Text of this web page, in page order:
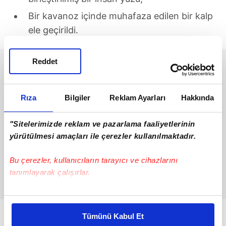
Rıza Bilgiler Reklam Ayarları Hakkında
"Sitelerimizde reklam ve pazarlama faaliyetlerinin
yürütülmesi amaçları ile çerezler kullanılmaktadır.
Bu çerezler, kullanıcıların tarayıcı ve cihazlarını
tanımlayarak çalışırlar.
Bu çerezlere izin vermeniz halinde sizlere özel
daha iyi reklam deneyimi yaşatabiliriz. Bunu yaparken
Tümünü Kabul Et
Reddet
Bir kavanoz içinde muhafaza edilen bir kalp
ele geçirildi.